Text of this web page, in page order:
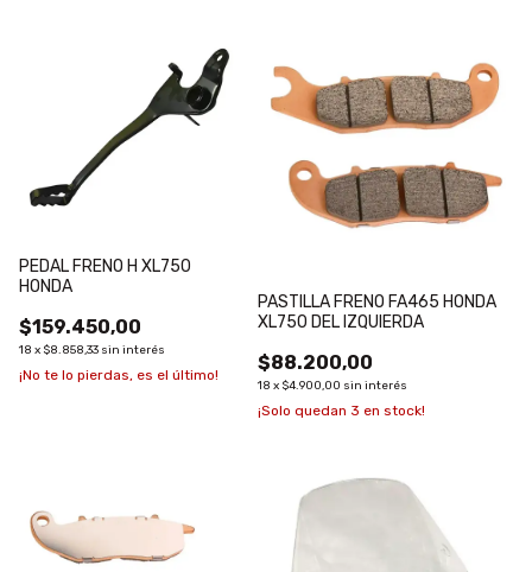
PEDAL FRENO H XL750
HONDA
$159.450,00
18 x $8.858,33 sin interés
¡No te lo pierdas, es el último!
PASTILLA FRENO FA465 HONDA
XL750 DEL IZQUIERDA
$88.200,00
18 x $4.900,00 sin interés
¡Solo quedan 3 en stock!